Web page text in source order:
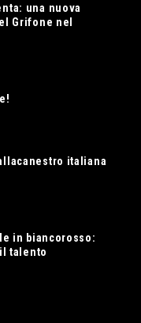
una nuova
Grifone nel
italiana
in biancorosso:
talento